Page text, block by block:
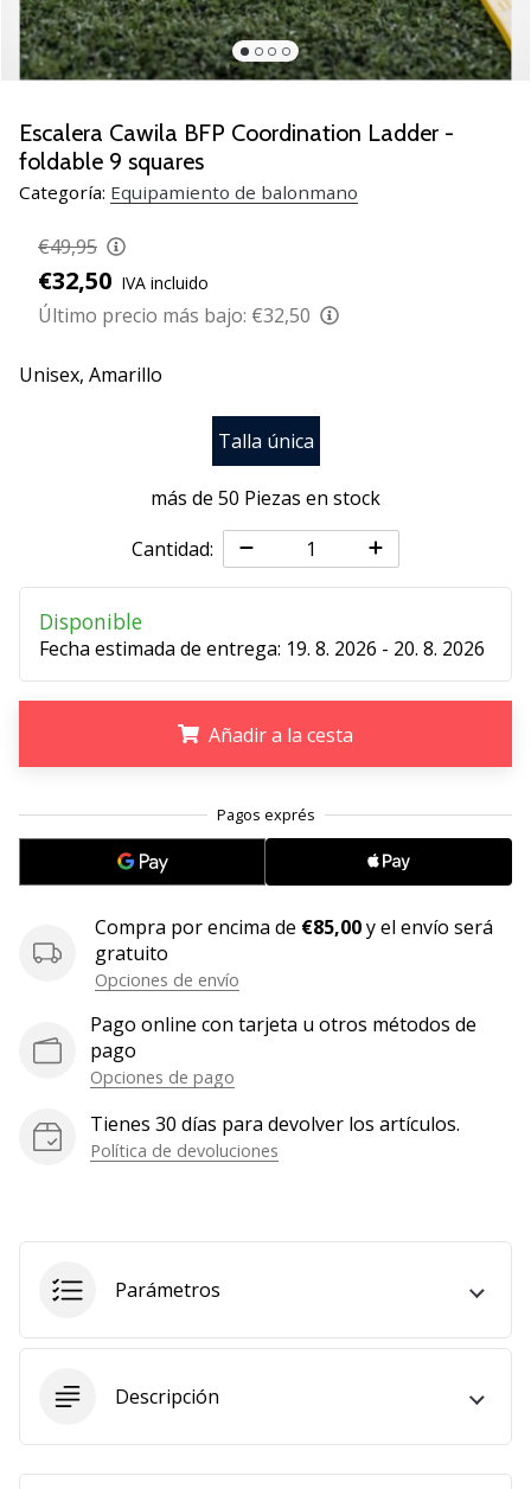
zapatillas
de
balonmano
Accelerate
NITRO
SQD
5!
las
actualizaciones
técnicas
embajador
Weplayhandball!
¿Te
consideras
un
jugón?
equipo!
Mostrar
todos
artículos
Escalera Cawila BFP Coordination Ladder -
foldable 9 squares
Categoría: Equipamiento de balonmano
€49,95
€32,50 IVA incluido
Último precio más bajo: €32,50
Unisex, Amarillo
Talla única
más de 50 Piezas en stock
Cantidad:
Disponible
Fecha estimada de entrega: 19. 8. 2026 - 20. 8. 2026
Añadir a la cesta
Compra por encima de €85,00y el envío será
gratuito
Opciones de envío
Pago online con tarjeta u otros métodos de
pago
Opciones de pago
Tienes 30 días para devolver los artículos.
Política de devoluciones
Parámetros
Descripción